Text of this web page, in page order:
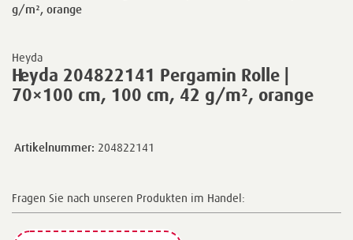
Heyda
Heyda 204822141 Pergamin Rolle |
70×100 cm, 100 cm, 42 g/m², orange
g/m², orange
Artikelnummer: 204822141
Fragen Sie nach unseren Produkten im Handel: